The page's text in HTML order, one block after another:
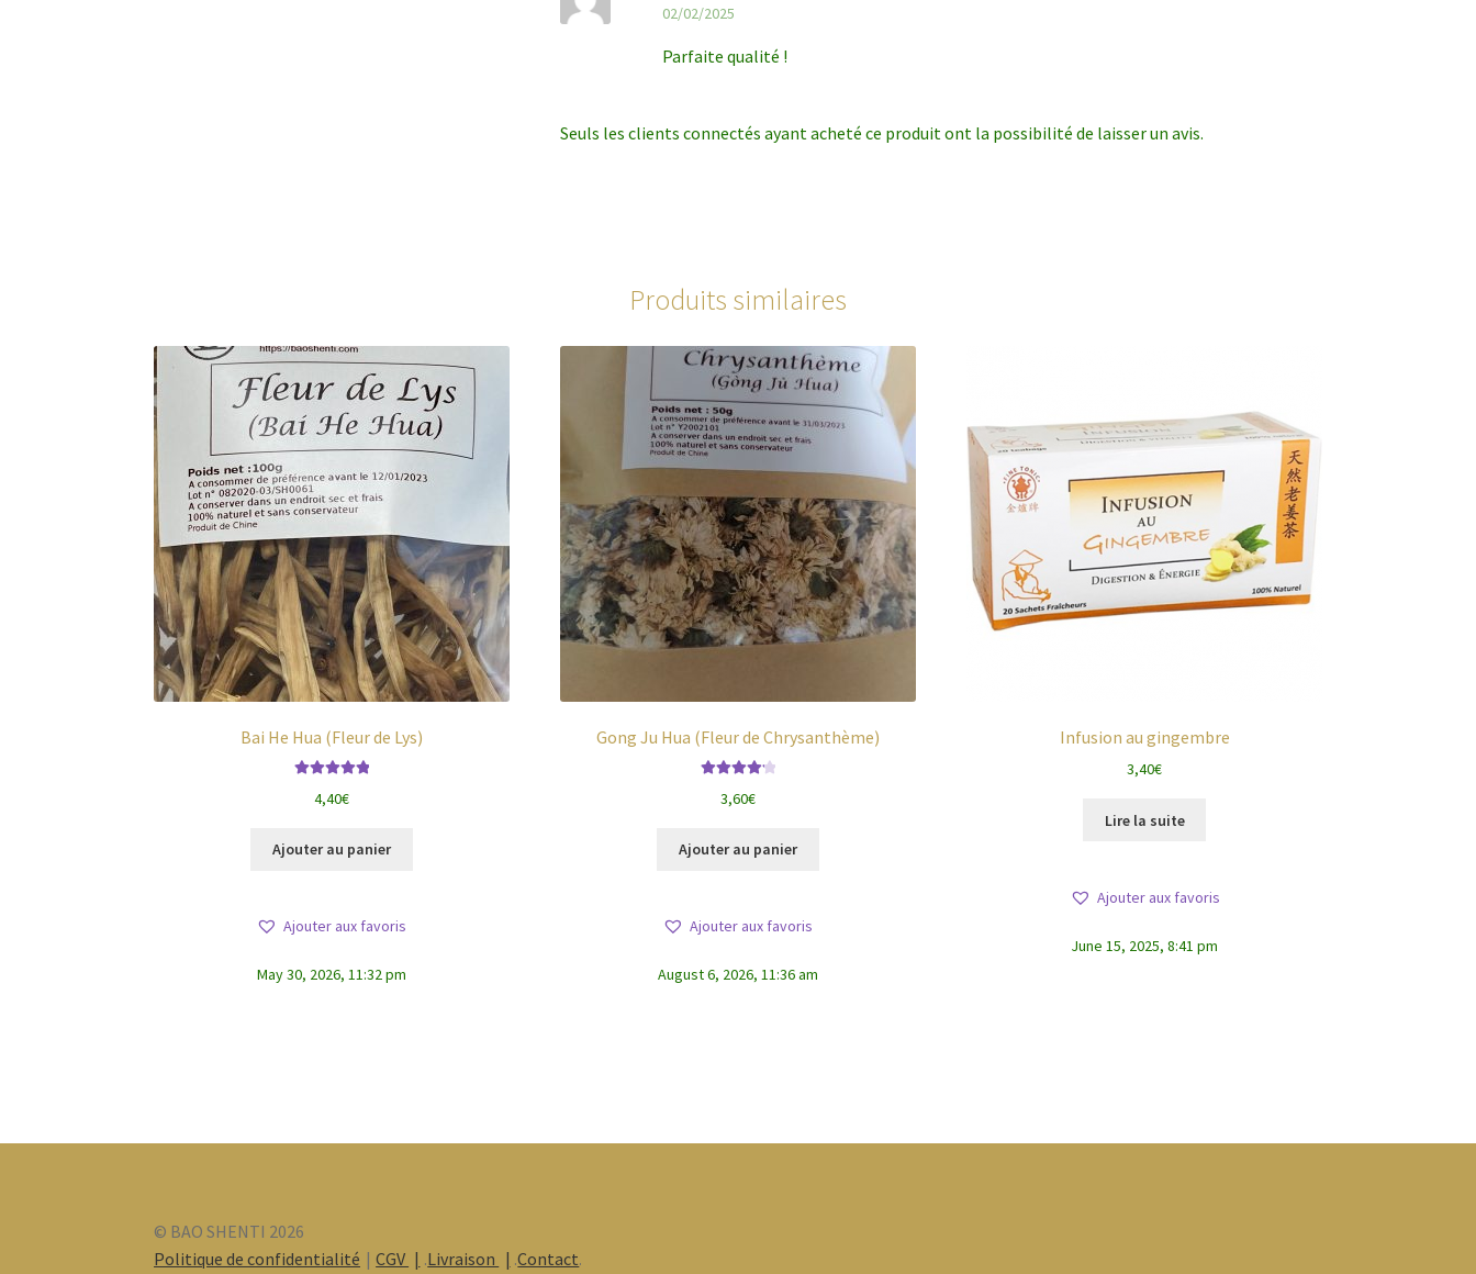
02/02/2025
Parfaite qualité !
Seuls les clients connectés ayant acheté ce produit ont la possibilité de laisser un avis.
Produits similaires
Bai He Hua (Fleur de Lys)
5
4,40€
Ajouter au panier
Ajouter aux favoris
May 30, 2026, 11:32 pm
Gong Ju Hua (Fleur de Chrysanthème)
sur 5
3,60€
Ajouter au panier
Ajouter aux favoris
August 6, 2026, 11:36 am
Infusion au gingembre
3,40€
Lire la suite
Ajouter aux favoris
June 15, 2025, 8:41 pm
© BAO SHENTI 2026
Politique de confidentialité
CGV .Livraison .Contact.